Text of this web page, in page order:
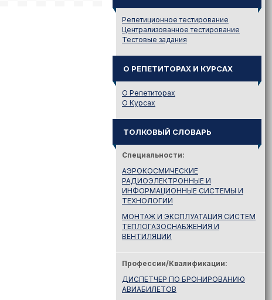
Репетиционное тестирование
Централизованное тестирование
Тестовые задания
О РЕПЕТИТОРАХ И КУРСАХ
О Репетиторах
О Курсах
ТОЛКОВЫЙ СЛОВАРЬ
Специальности:
АЭРОКОСМИЧЕСКИЕ
РАДИОЭЛЕКТРОННЫЕ И
ИНФОРМАЦИОННЫЕ СИСТЕМЫ И
ТЕХНОЛОГИИ
МОНТАЖ И ЭКСПЛУАТАЦИЯ СИСТЕМ
ТЕПЛОГАЗОСНАБЖЕНИЯ И
ВЕНТИЛЯЦИИ
Профессии/Квалификации:
ДИСПЕТЧЕР ПО БРОНИРОВАНИЮ
АВИАБИЛЕТОВ